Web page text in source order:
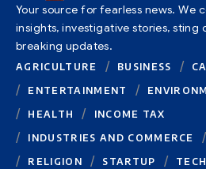
Your source for fearless news. We
insights, investigative stories, sting
breaking updates.
AGRICULTURE BUSINESS
ENTERTAINMENT
HEALTH
INCOME TAX
INDUSTRIES AND COMMERCE
RELIGION
STARTUP